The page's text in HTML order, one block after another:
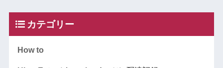
カテゴリー
How to